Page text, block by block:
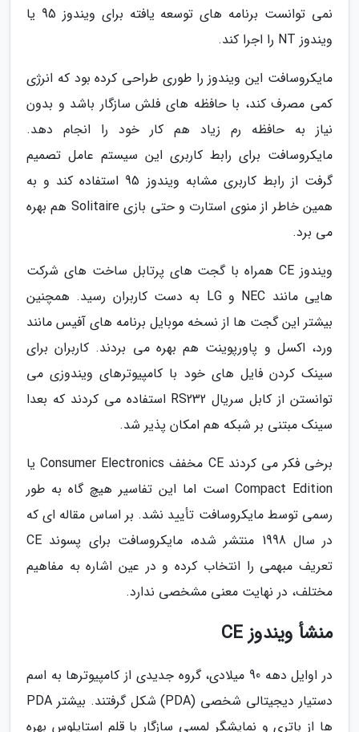
نمی توانست برنامه های توسعه یافته برای ویندوز 95 یا
ویندوز NT را اجرا کند.
مایکروسافت این ویندوز را طوری طراحی کرده بود که انرژی
کمی مصرف کند، با حافظه های فلش سازگار باشد و بدون
نیاز به حافظه رم زیاد هم کار خود را انجام دهد.
مایکروسافت برای رابط کاربری این سیستم عامل تصمیم
گرفت از رابط کاربری مشابه ویندوز 95 استفاده کند و به
همین خاطر از منوی استارت و حتی بازی Solitaire هم بهره
می برد.
ویندوز CE همراه با گجت های پرتابل ساخت های شرکت
هایی مانند NEC و LG به دست کاربران رسید. همچنین
بیشتر این گجت ها از نسخه موبایل برنامه های آفیس مانند
ورد، اکسل و پاورپوینت هم بهره می بردند. کاربران برای
سینک کردن فایل های خود با کامپیوترهای ویندوزی می
توانستن از کابل سریال RS232 استفاده می کردند که بعدا
سینک مبتنی بر شبکه هم امکان پذیر شد.
برخی فکر می کردند CE مخفف Consumer Electronics یا
Compact Edition است اما این تفاسیر هیچ گاه به طور
رسمی توسط مایکروسافت تأیید نشد. بر اساس مقاله ای که
در سال 1998 منتشر شده، مایکروسافت برای پسوند CE
تعریف مبهمی را انتخاب کرده و در عین اشاره به مفاهیم
مختلف، در نهایت معنی مشخصی ندارد.
منشأ ویندوز CE
در اوایل دهه 90 میلادی، گروه جدیدی از کامپیوترها به اسم
دستیار دیجیتالی شخصی (PDA) شکل گرفتند. بیشتر PDA
ها از باتری و نمایشگر لمسی سازگار با قلم استایلوس بهره